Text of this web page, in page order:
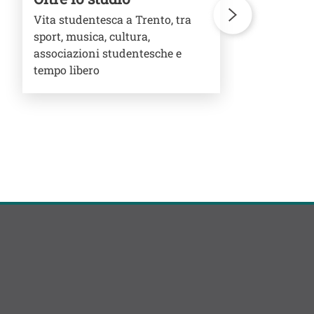
Vita studentesca a Trento, tra
sport, musica, cultura,
associazioni studentesche e
tempo libero